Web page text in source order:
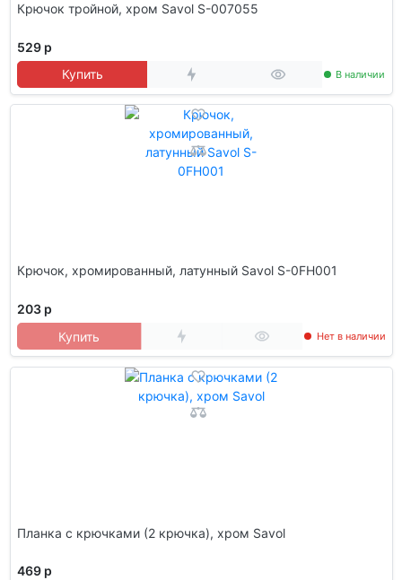
Крючок тройной, хром Savol S-007055
529 р
Купить
В наличии
Крючок, хромированный, латунный Savol S-0FH001
203 р
Купить
Нет в наличии
Планка с крючками (2 крючка), хром Savol
469 р